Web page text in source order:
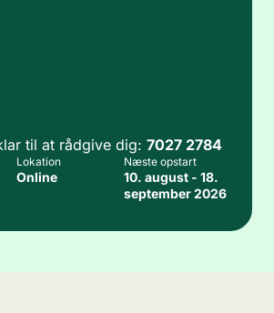
til at rådgive dig: 7027 2784
Lokation
Online
Næste opstart
10. august - 18.
september 2026